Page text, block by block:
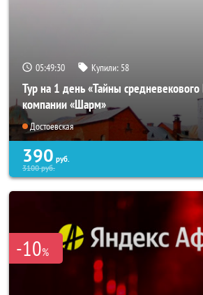
05:49:29 Купили: 58
Тур на 1 день «Тайны
компании «Шарм»
Достоевская
390 руб.
3100руб.
-10%